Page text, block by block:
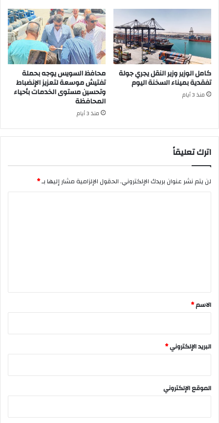
كامل الوزير وزير النقل يجري جولة
تفقدية بميناء السخنة اليوم
منذ 3 أيام
محافظ السويس يوجه بحملة
تفتيش موسعة لتعزيز الإنضباط
وتحسين مستوى الخدمات بأحياء
المحافظة
منذ 3 أيام
اترك تعليقاً
لن يتم نشر عنوان بريدك الإلكتروني.الحقول الإلزامية مشار إليها بـ*
*
الاسم*
البريد الإلكتروني*
الموقع الإلكتروني